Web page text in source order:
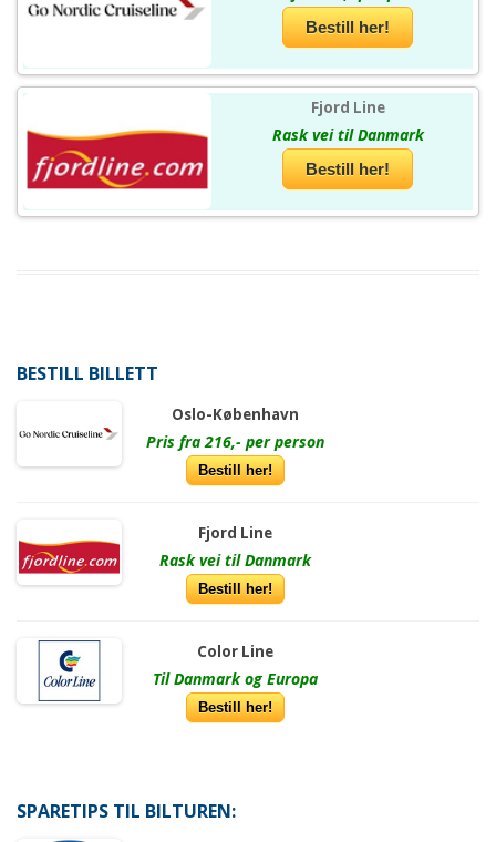
Bestill her!
Fjord Line
Rask vei til Danmark
Bestill her!
BESTILL BILLETT
Oslo-København
Pris fra 216,- per person
Bestill her!
Fjord Line
Rask vei til Danmark
Bestill her!
Color Line
Til Danmark og Europa
Bestill her!
SPARETIPS TIL BILTUREN: